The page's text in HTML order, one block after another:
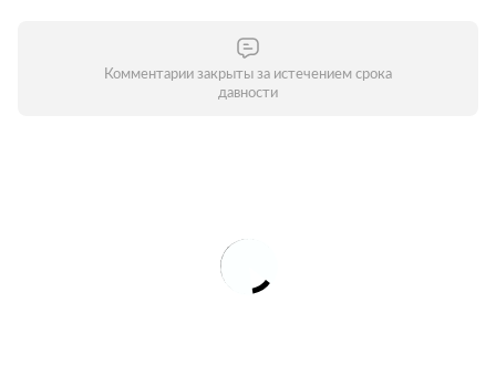
Комментарии закрыты за истечением срока
давности